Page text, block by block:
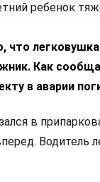
что
Как
в аварии
в
Водитель